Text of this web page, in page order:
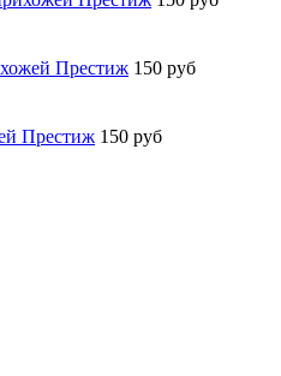
Престиж 150 руб
Престиж 150 руб